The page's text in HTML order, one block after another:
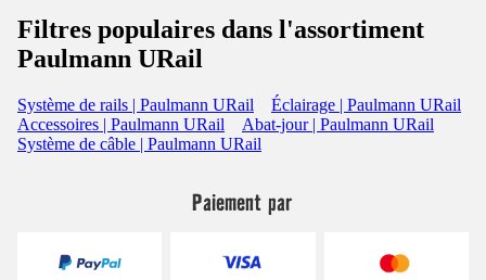
Filtres populaires dans l'assortiment
Paulmann URail
Système de rails | Paulmann URail
Éclairage | Paulmann URail
Accessoires | Paulmann URail
Abat-jour | Paulmann URail
Système de câble | Paulmann URail
Paiement par